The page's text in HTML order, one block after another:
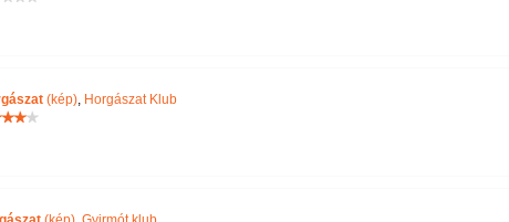
(kép), Horgászat Klub